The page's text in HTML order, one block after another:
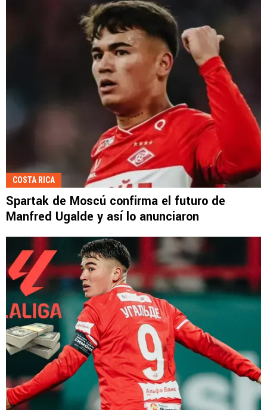
COSTA RICA
Spartak de Moscú confirma el futuro de
Manfred Ugalde y así lo anunciaron